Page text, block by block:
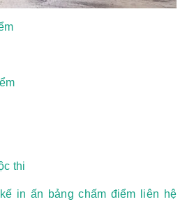
thi
in ấn bảng chấm điểm liên hệ